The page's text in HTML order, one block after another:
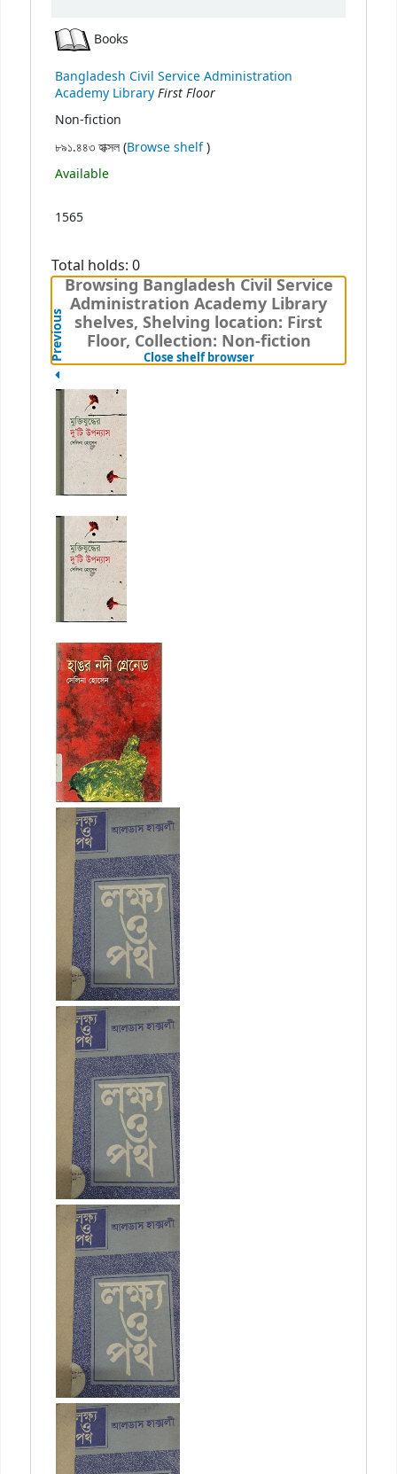
Books
Bangladesh Civil Service Administration
Academy LibraryFirst Floor
Non-fiction
৮৯১.৪৪৩ হাক্সল (Browse shelf(Opens below)
)
Available
1565
Total holds: 0
Browsing Bangladesh Civil Service
Administration Academy Library
shelves, Shelving location: First
Floor, Collection: Non-fiction
Close shelf browser(Hides shelf browser)
Previous